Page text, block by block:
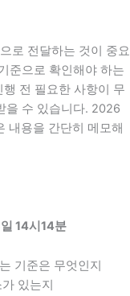
로 전달하는 것이 중요
준으로 확인해야 하는
전 필요한 사항이 무
을 수 있습니다. 2026
내용을 간단히 메모해
14시14분
기준은 무엇인지
있는지